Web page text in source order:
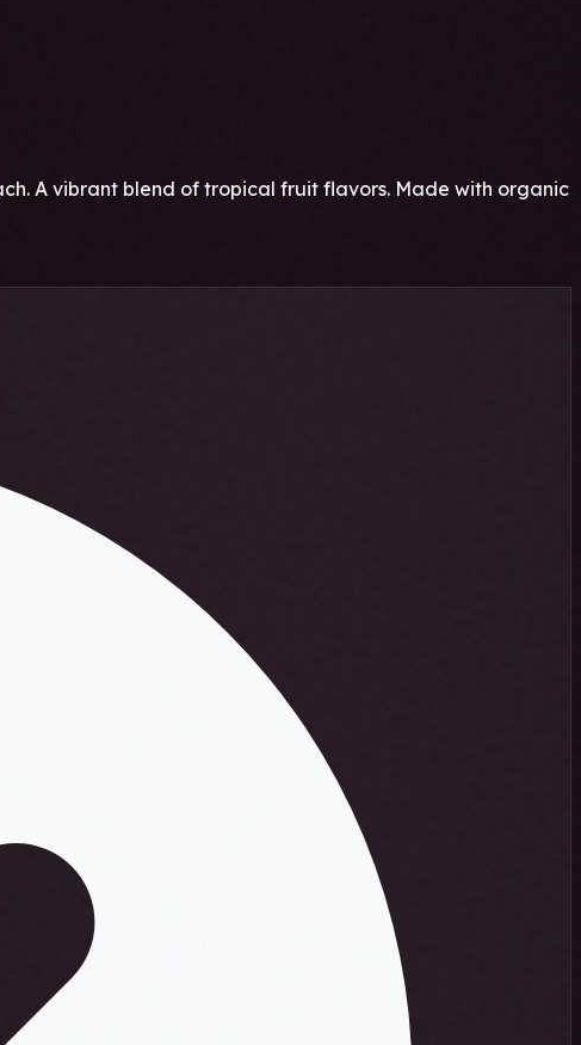
A vibrant blend of tropical fruit flavors. Made with organic